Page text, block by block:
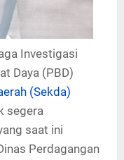
Investigasi
Daya (PBD)
(Sekda)
segera
saat ini
Perdagangan